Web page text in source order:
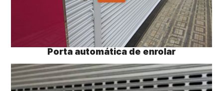
Porta automática de enrolar